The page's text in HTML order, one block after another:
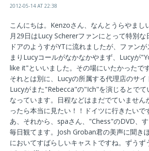
2012-05-14 AT 22:38
こんにちは。Kenzoさん、なんとうらやまし
月29日はLucy Schererファンにとって特別な
ドアのようすがYTに流れましたが、ファン
まりLucyコールがなかなかやまず、Lucyが
like it"といいました。その場にいたかったです
それとは別に、Lucyの所属する代理店のサイ
Lucyがまた"Rebecca"の"Ich"を演じるとでて
なっています。日程などはまだでていません
ったら本当に見たい！！ドイツに行きたいで
あ、それから、spaさん、"Chess"のDVD、す
毎日観てます。Josh Groban君の美声に聞き
においてすばらしいキャストですね。ずうず